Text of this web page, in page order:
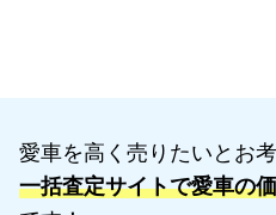
愛車を高く売りたいとお考
一括査定サイトで愛車の